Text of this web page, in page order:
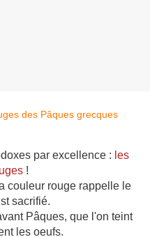
par excellence : les
!
couleur rouge rappelle le
sacrifié.
Pâques, que l'on teint
les oeufs.